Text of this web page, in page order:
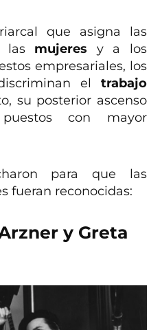
que asigna las
las mujeres y a los
empresariales, los
el trabajo
su posterior ascenso
con mayor
para que las
fueran reconocidas:
y Greta